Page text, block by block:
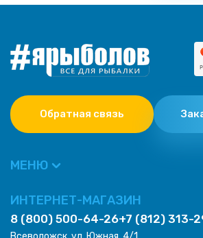
Обратная связь
МЕНЮ
ИНТЕРНЕТ-МАГАЗИН
8 (800) 500-64-26+7 (812) 313-